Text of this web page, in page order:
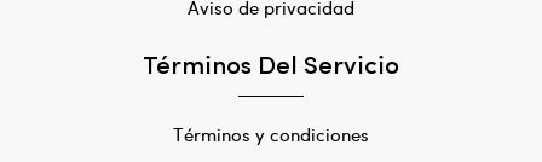
Aviso de privacidad
Términos Del Servicio
Términos y condiciones